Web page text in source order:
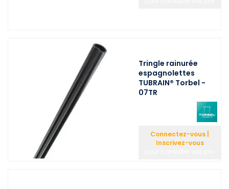
Tringle rainurée
espagnolettes
TUBRAIN® Torbel -
07TR
Connectez-vous |
Inscrivez-vous